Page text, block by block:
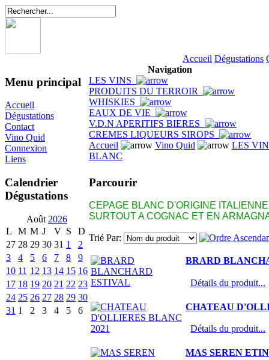
Accueil Dégustations
Menu principal
Accueil
Dégustations
Contact
Vino Quid
Connexion
Liens
Calendrier
Dégustations
Août 2026
L
M M J V S
D
27 28 29 30 31 1
2
3
4 5 6 7 8
9
10 11 12 13 14 15 16
17 18 19 20 21 22 23
24 25 26 27 28 29 30
31 1 2 3 4 5 6
Navigation
LES VINS
PRODUITS DU TERROIR
WHISKIES
EAUX DE VIE
V.D.N APERITIFS BIERES
CREMES LIQUEURS SIROPS
Accueil
Vino Quid
LES
BLANC
Parcourir
CEPAGE BLANC D'ORIGINE
SURTOUT A COGNAC ET EN
Trié Par:
BRARD
Détails du produit...
CHATEAU
Détails du produit...
MAS SEREN